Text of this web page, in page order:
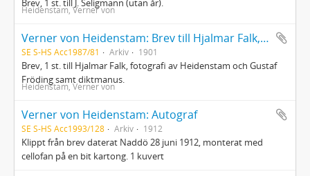
Brev, 1 st. till J. Seligmann (utan år).
Heidenstam, Verner von
Verner von Heidenstam: Brev till Hjalmar Falk, fotografi och diktmanus
SE S-HS Acc1987/81 Arkiv 1901
Brev, 1 st. till Hjalmar Falk, fotografi av Heidenstam och Gustaf
Fröding samt diktmanus.
Heidenstam, Verner von
Verner von Heidenstam: Autograf
SE S-HS Acc1993/128 Arkiv 1912
Klippt från brev daterat Naddö 28 juni 1912, monterat med
cellofan på en bit kartong. 1 kuvert